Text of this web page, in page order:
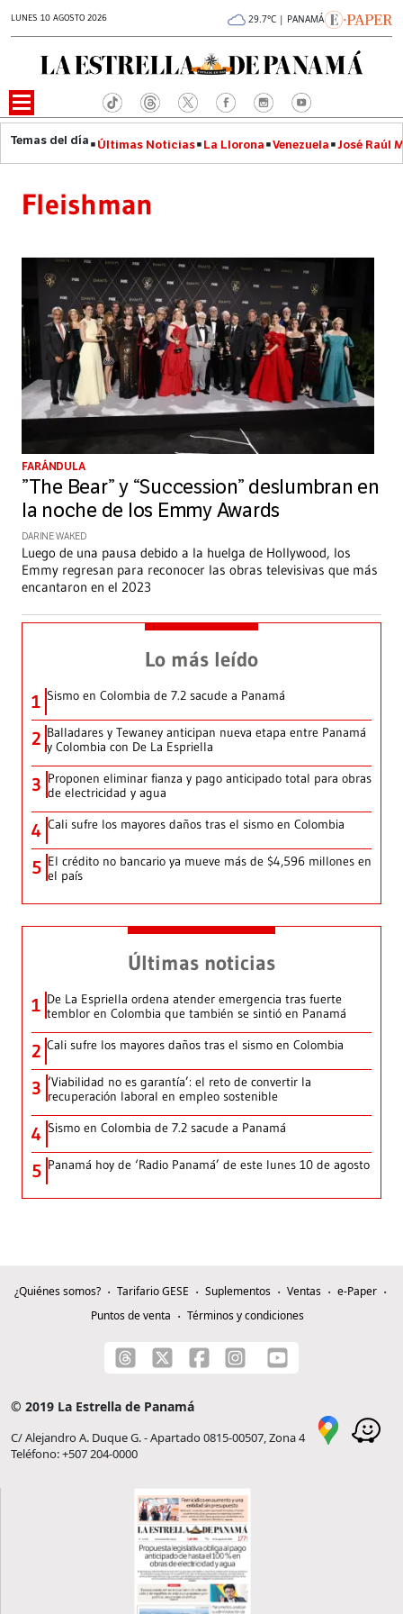
LUNES 10 AGOSTO 2026 29.7°C | PANAMÁ
Últimas Noticias La Llorona Venezuela José Raúl
Fleishman
FARÁNDULA
”The Bear” y “Succession” deslumbran en
la noche de los Emmy Awards
DARINE WAKED
Luego de una pausa debido a la huelga de Hollywood, los
Emmy regresan para reconocer las obras televisivas que más
encantaron en el 2023
Lo más leído
1 Sismo en Colombia de 7.2 sacude a Panamá
2 Balladares y Tewaney anticipan nueva etapa entre Panamá
y Colombia con De La Espriella
3 Proponen eliminar fianza y pago anticipado total para obras
de electricidad y agua
4 Cali sufre los mayores daños tras el sismo en Colombia
5 El crédito no bancario ya mueve más de $4,596 millones en
el país
Últimas noticias
1 De La Espriella ordena atender emergencia tras fuerte
temblor en Colombia que también se sintió en Panamá
2 Cali sufre los mayores daños tras el sismo en Colombia
3 ‘Viabilidad no es garantía’: el reto de convertir la
recuperación laboral en empleo sostenible
4 Sismo en Colombia de 7.2 sacude a Panamá
5 Panamá hoy de ‘Radio Panamá’ de este lunes 10 de agosto
¿Quiénes somos? Tarifario GESE Suplementos Ventas
e-Paper
Puntos de venta
Términos y condiciones
© 2019 La Estrella de Panamá
C/ Alejandro A. Duque G. - Apartado 0815-00507, Zona 4
Teléfono: +507 204-0000